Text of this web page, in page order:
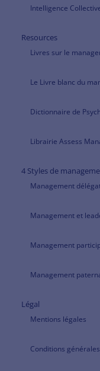
Intelligence
Resources
Livres sur le
Le Livre blanc du
Dictionnaire de
Librairie Assess
4 Styles de
Management
Management et
Management
Management
Légal
Mentions légales
Conditions générales